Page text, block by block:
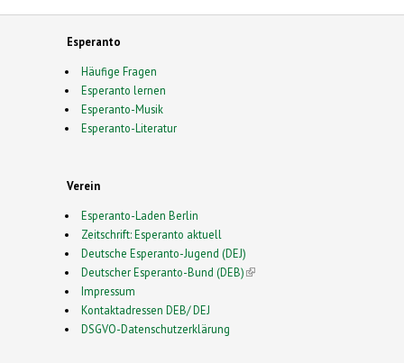
Esperanto
Häufige Fragen
Esperanto lernen
Esperanto-Musik
Esperanto-Literatur
Verein
Esperanto-Laden Berlin
Zeitschrift: Esperanto aktuell
Deutsche Esperanto-Jugend (DEJ)
Deutscher Esperanto-Bund (DEB)(link is external)
Impressum
Kontaktadressen DEB/ DEJ
DSGVO-Datenschutzerklärung